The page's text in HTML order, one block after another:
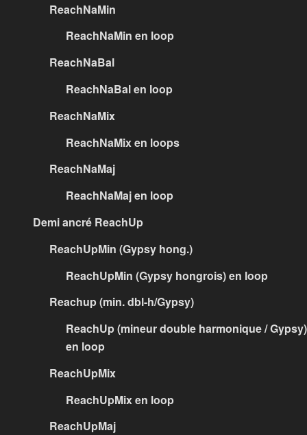
ReachNaMin
ReachNaMin en loop
ReachNaBal
ReachNaBal en loop
ReachNaMix
ReachNaMix en loops
ReachNaMaj
ReachNaMaj en loop
Demi ancré ReachUp
ReachUpMin (Gypsy hong.)
ReachUpMin (Gypsy hongrois) en loop
Reachup (min. dbl-h/Gypsy)
ReachUp (mineur double harmonique / Gypsy)
en loop
ReachUpMix
ReachUpMix en loop
ReachUpMaj